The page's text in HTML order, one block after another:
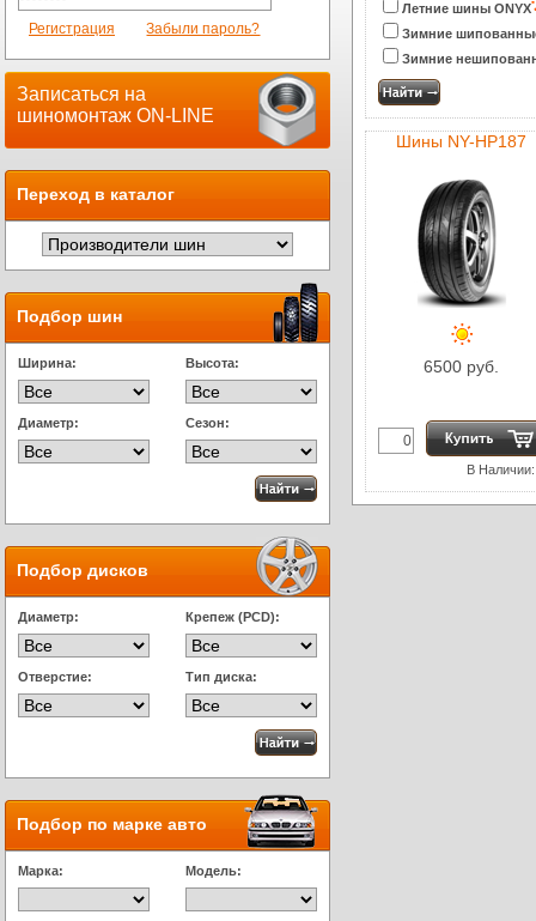
Регистрация Забыли пароль?
Записаться на
шиномонтаж ON-LINE
Переход в каталог
Подбор шин
Ширина: Высота:
Диаметр: Сезон:
Подбор дисков
Диаметр: Крепеж (PCD):
Отверстие: Тип диска:
Подбор по марке авто
Марка: Модель:
Летние шины ONYX
Зимние
Зимние
Шины NY-HP187
6500 руб.
В